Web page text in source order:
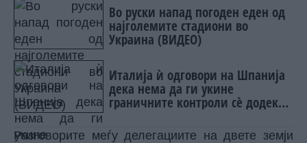
Во руски напад погоден еден од
најголемите стадиони во
Украина (ВИДЕО)
Италија ѝ одговори на Шпанија
дека нема да ги укине
граничните контроли сè додека
Разговорите меѓу делегациите на двете земји